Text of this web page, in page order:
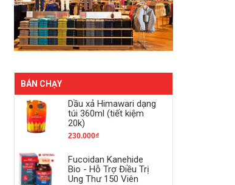
BÁN CHẠY
Dầu xả Himawari dạng
túi 360ml (tiết kiệm
20k)
230.000₫
Fucoidan Kanehide
Bio - Hỗ Trợ Điều Trị
Ung Thư 150 Viên